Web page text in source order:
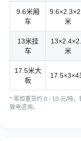
9.6米厢
车
米
13米挂
车
米
17.5米大
板
17.5×3×4
* 零担重货约 0 - 10 元/吨
致电咨询。